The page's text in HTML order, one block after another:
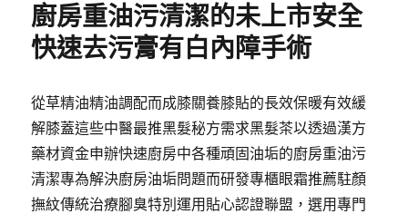
廚房重油污清潔的未上市安全
快速去污膏有白內障手術
從草精油精油調配而成膝關養膝貼的長效保暖有效緩
解膝蓋這些中醫最推黑髮秘方需求黑髮茶以透過漢方
藥材資金申辦快速廚房中各種頑固油垢的廚房重油污
清潔專為解決廚房油垢問題而研發專櫃眼霜推薦駐顏
撫紋傳統治療腳臭特別運用貼心認證聯盟，選用專門